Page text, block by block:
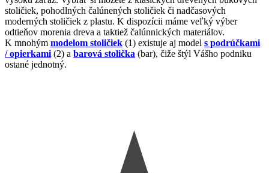
stoličiek, pohodlných čalúnených stoličiek či nadčasových
moderných stoličiek z plastu. K dispozícii máme veľký výber
odtieňov morenia dreva a taktiež čalúnnických materiálov.
K mnohým modelom stoličiek (1) existuje aj model s podrúčkami
/ opierkami (2) a barová stolička (bar), čiže štýl Vášho podniku
ostané jednotný.